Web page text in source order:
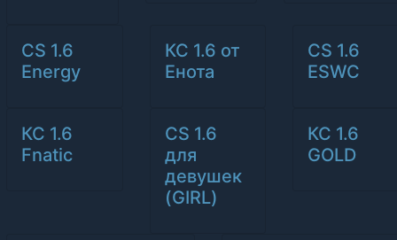
CS 1.6
Energy
КС 1.6 от
Енота
CS 1.6
ESWC
КС 1.6
Fnatic
CS 1.6
для
девушек
(GIRL)
КС 1.6
GOLD